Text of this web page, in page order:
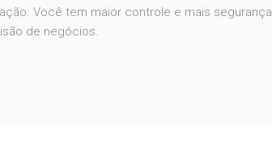
Você tem maior controle e mais segurança
de negócios.